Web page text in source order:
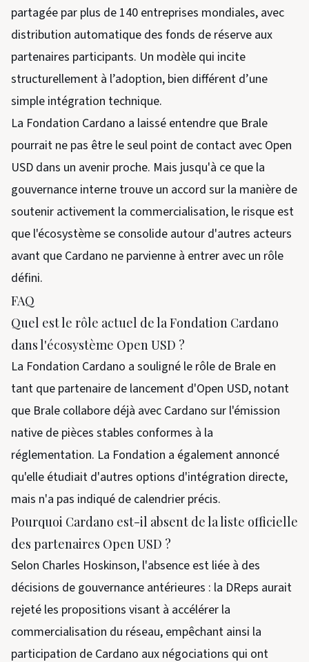
partagée par plus de 140 entreprises mondiales, avec
distribution automatique des fonds de réserve aux
partenaires participants. Un modèle qui incite
structurellement à l’adoption, bien différent d’une
simple intégration technique.
La Fondation Cardano a laissé entendre que Brale
pourrait ne pas être le seul point de contact avec Open
USD dans un avenir proche. Mais jusqu'à ce que la
gouvernance interne trouve un accord sur la manière de
soutenir activement la commercialisation, le risque est
que l'écosystème se consolide autour d'autres acteurs
avant que Cardano ne parvienne à entrer avec un rôle
défini.
FAQ
Quel est le rôle actuel de la Fondation Cardano
dans l'écosystème Open USD ?
La Fondation Cardano a souligné le rôle de Brale en
tant que partenaire de lancement d'Open USD, notant
que Brale collabore déjà avec Cardano sur l'émission
native de pièces stables conformes à la
réglementation. La Fondation a également annoncé
qu'elle étudiait d'autres options d'intégration directe,
mais n'a pas indiqué de calendrier précis.
Pourquoi Cardano est-il absent de la liste officielle
des partenaires Open USD ?
Selon Charles Hoskinson, l'absence est liée à des
décisions de gouvernance antérieures : la DReps aurait
rejeté les propositions visant à accélérer la
commercialisation du réseau, empêchant ainsi la
participation de Cardano aux négociations qui ont